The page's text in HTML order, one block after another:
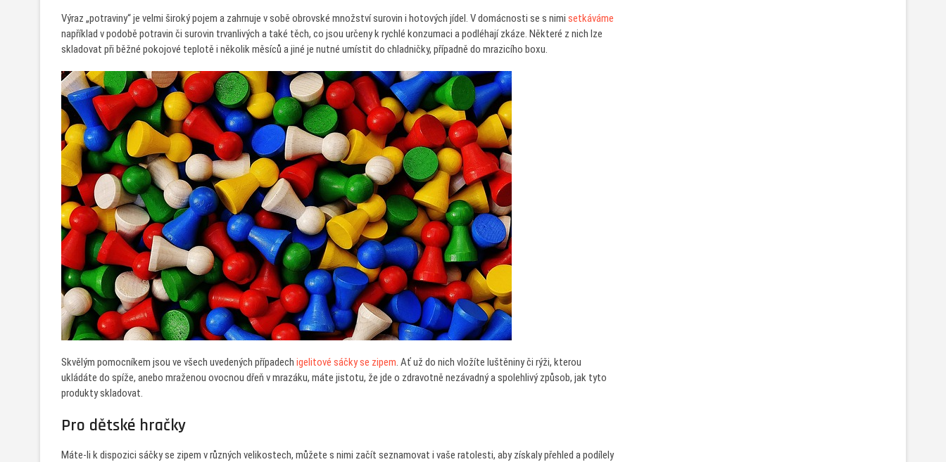
Výraz „potraviny“ je velmi široký pojem a zahrnuje v sobě obrovské množství surovin i hotových jídel. V domácnosti se s nimi setkáváme
například v podobě potravin či surovin trvanlivých a také těch, co jsou určeny k rychlé konzumaci a podléhají zkáze. Některé z nich lze
skladovat při běžné pokojové teplotě i několik měsíců a jiné je nutné umístit do chladničky, případně do mrazicího boxu.
Skvělým pomocníkem jsou ve všech uvedených případech igelitové sáčky se zipem. Ať už do nich vložíte luštěniny či rýži, kterou
ukládáte do spíže, anebo mraženou ovocnou dřeň v mrazáku, máte jistotu, že jde o zdravotně nezávadný a spolehlivý způsob, jak tyto
produkty skladovat.
Pro dětské hračky
Máte-li k dispozici sáčky se zipem v různých velikostech, můžete s nimi začít seznamovat i vaše ratolesti, aby získaly přehled a podílely